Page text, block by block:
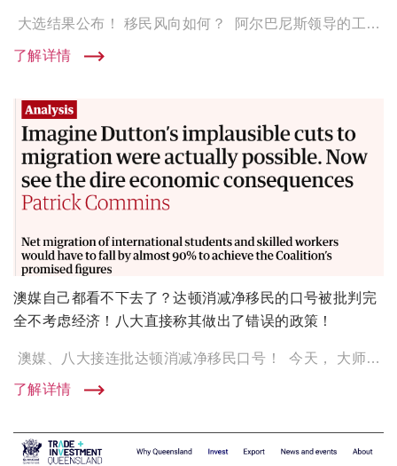
大选结果公布！ 移民风向如何？ ‍‍‍‍‍‍‍‍‍‍‍ 阿尔巴尼斯领导的工党成功连任， 赢得第二个任期❗️ […]
了解详情
澳媒自己都看不下去了？达顿消减净移民的口号被批判完
全不考虑经济！八大直接称其做出了错误的政策！
澳媒、八大接连批达顿消减净移民口号！ 今天， 大师兄又刷到一篇吃瓜帖， 这次是连澳洲主流媒体都看不下去了！ […]
了解详情